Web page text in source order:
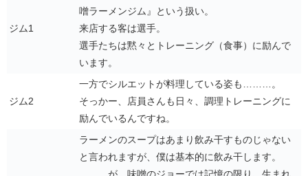
ジム1
噌ラーメンジム』という扱い。
来店する客は選手。
選手たちは黙々とトレーニング（食事）に励んで
います。
ジム2
一方でシルエットが料理している姿も………。
そっかー、店員さんも日々、調理トレーニングに
励んでいるんですね。
ラーメンのスープはあまり飲み干すものじゃない
と言われますが、僕は基本的に飲み干します。
………が、味噌のジョーでは記憶の限り、生まれ